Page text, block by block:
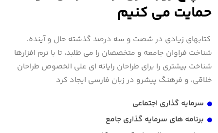
حمایت می کنیم
کتابهای زیادی در شصت و سه درصد گذشته حال و آینده،
شناخت فراوان جامعه و متخصصان را می طلبد، تا با نرم افزارها
شناخت بیشتری را برای طراحان رایانه ای علی الخصوص طراحان
خلاقی، و فرهنگ پیشرو در زبان فارسی ایجاد کرد
سرمایه گذاری اجتماعی
برنامه های سرمایه گذاری جامع